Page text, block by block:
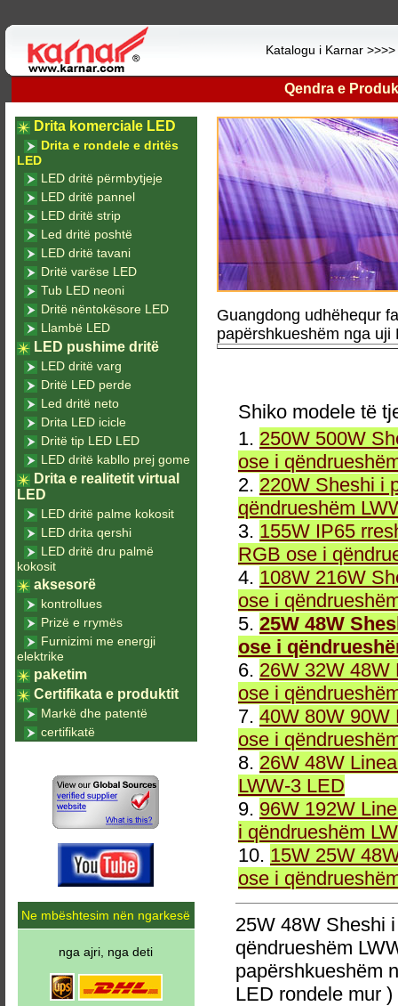
Katalogu i Karnar >>>>
Qendra e
Guangdong udhëhequr
papërshkueshëm nga uji
Shiko modele të
1. 250W 500W
ose i
2. 220W Sheshi i
qëndrueshëm
3. 155W IP65
RGB ose i
4. 108W 216W
ose i
5. 25W 48W
ose i
6. 26W 32W 48W
ose i
7. 40W 80W 90W
ose i
8. 26W 48W
LWW-3 LED
9. 96W 192W
i qëndrueshëm
10. 15W 25W
ose i
25W 48W Sheshi
qëndrueshëm
papërshkueshëm
LED rondele mur )
Drita komerciale LED
Drita e rondele e dritës
LED
LED dritë përmbytjeje
LED dritë pannel
LED dritë strip
Led dritë poshtë
LED dritë tavani
Dritë varëse LED
Tub LED neoni
Dritë nëntokësore LED
Llambë LED
LED pushime dritë
LED dritë varg
Dritë LED perde
Led dritë neto
Drita LED icicle
Dritë tip LED LED
LED dritë kabllo prej gome
Drita e realitetit virtual
LED
LED dritë palme kokosit
LED drita qershi
LED dritë dru palmë
kokosit
aksesorë
kontrollues
Prizë e rrymës
Furnizimi me energji
elektrike
paketim
Certifikata e produktit
Markë dhe patentë
certifikatë
Ne mbështesim nën ngarkesë
nga ajri, nga deti